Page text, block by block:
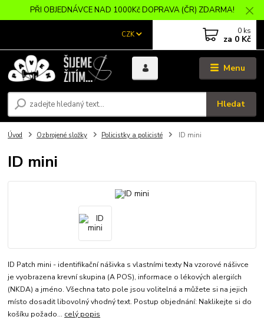
PŘI OBJEDNÁVCE NAD 1000Kč DOPRAVA (ČR) ZDARMA!
Menu
CZK
Hledat
0 ks
za 0 Kč
Úvod Ozbrojené složky Policistky a policisté ID mini
ID mini
ID Patch mini - identifikační nášivka s vlastními texty Na vzorové nášivce
je vyobrazena krevní skupina (A POS), informace o lékových alergiích
(NKDA) a jméno. Všechna tato pole jsou volitelná a můžete si na jejich
místo dosadit libovolný vhodný text. Postup objednání: Naklikejte si do
košíku požado... celý popis